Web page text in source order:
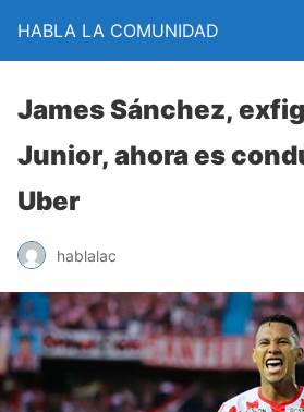
HABLA LA COMUNIDAD
James Sánchez,
Junior, ahora es
Uber
hablalac